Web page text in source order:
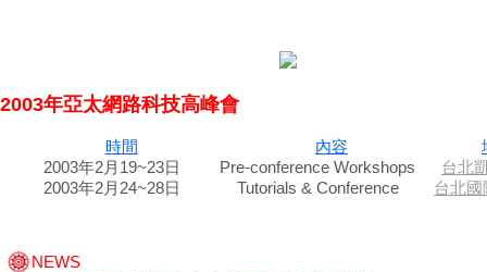
2003年亞太網路科技高峰會
時間 內容
2003年2月19~23日 Pre-conference Workshops 台北
2003年2月24~28日 Tutorials & Conference 台北國
NEWS